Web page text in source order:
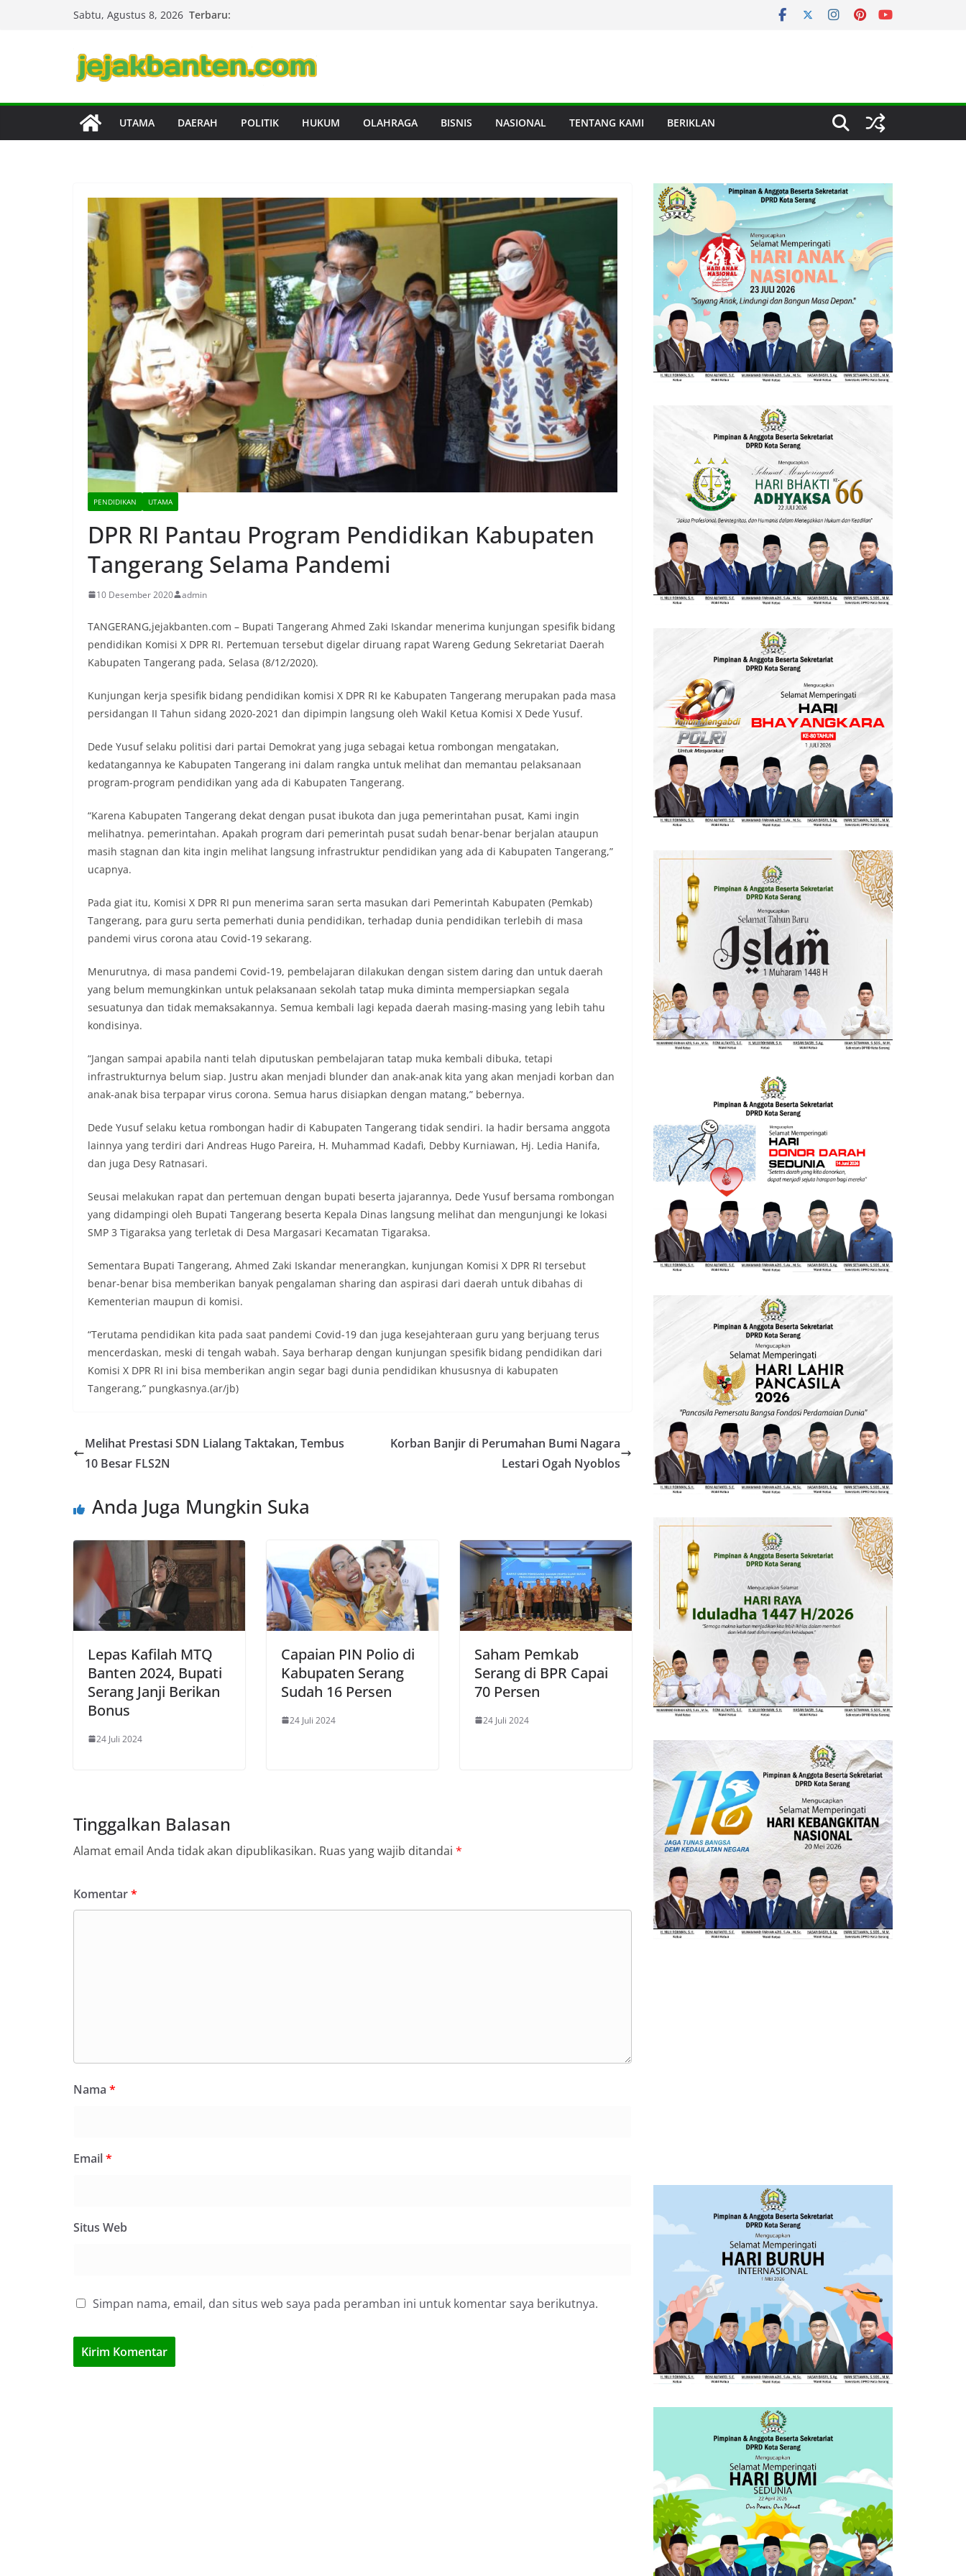
Sabtu, Agustus 8, 2026 Terbaru:
UTAMA DAERAH POLITIK HUKUM OLAHRAGA BISNIS NASIONAL TENTANG KAMI BERIKLAN
PENDIDIKAN UTAMA
DPR RI Pantau Program Pendidikan Kabupaten
Tangerang Selama Pandemi
10 Desember 2020 admin
TANGERANG,jejakbanten.com – Bupati Tangerang Ahmed Zaki Iskandar menerima kunjungan spesifik bidang
pendidikan Komisi X DPR RI. Pertemuan tersebut digelar diruang rapat Wareng Gedung Sekretariat Daerah
Kabupaten Tangerang pada, Selasa (8/12/2020).
Kunjungan kerja spesifik bidang pendidikan komisi X DPR RI ke Kabupaten Tangerang merupakan pada masa
persidangan II Tahun sidang 2020-2021 dan dipimpin langsung oleh Wakil Ketua Komisi X Dede Yusuf.
Dede Yusuf selaku politisi dari partai Demokrat yang juga sebagai ketua rombongan mengatakan,
kedatangannya ke Kabupaten Tangerang ini dalam rangka untuk melihat dan memantau pelaksanaan
program-program pendidikan yang ada di Kabupaten Tangerang.
“Karena Kabupaten Tangerang dekat dengan pusat ibukota dan juga pemerintahan pusat, Kami ingin
melihatnya. pemerintahan. Apakah program dari pemerintah pusat sudah benar-benar berjalan ataupun
masih stagnan dan kita ingin melihat langsung infrastruktur pendidikan yang ada di Kabupaten Tangerang,”
ucapnya.
Pada giat itu, Komisi X DPR RI pun menerima saran serta masukan dari Pemerintah Kabupaten (Pemkab)
Tangerang, para guru serta pemerhati dunia pendidikan, terhadap dunia pendidikan terlebih di masa
pandemi virus corona atau Covid-19 sekarang.
Menurutnya, di masa pandemi Covid-19, pembelajaran dilakukan dengan sistem daring dan untuk daerah
yang belum memungkinkan untuk pelaksanaan sekolah tatap muka diminta mempersiapkan segala
sesuatunya dan tidak memaksakannya. Semua kembali lagi kepada daerah masing-masing yang lebih tahu
kondisinya.
“Jangan sampai apabila nanti telah diputuskan pembelajaran tatap muka kembali dibuka, tetapi
infrastrukturnya belum siap. Justru akan menjadi blunder dan anak-anak kita yang akan menjadi korban dan
anak-anak bisa terpapar virus corona. Semua harus disiapkan dengan matang,” bebernya.
Dede Yusuf selaku ketua rombongan hadir di Kabupaten Tangerang tidak sendiri. Ia hadir bersama anggota
lainnya yang terdiri dari Andreas Hugo Pareira, H. Muhammad Kadafi, Debby Kurniawan, Hj. Ledia Hanifa,
dan juga Desy Ratnasari.
Seusai melakukan rapat dan pertemuan dengan bupati beserta jajarannya, Dede Yusuf bersama rombongan
yang didampingi oleh Bupati Tangerang beserta Kepala Dinas langsung melihat dan mengunjungi ke lokasi
SMP 3 Tigaraksa yang terletak di Desa Margasari Kecamatan Tigaraksa.
Sementara Bupati Tangerang, Ahmed Zaki Iskandar menerangkan, kunjungan Komisi X DPR RI tersebut
benar-benar bisa memberikan banyak pengalaman sharing dan aspirasi dari daerah untuk dibahas di
Kementerian maupun di komisi.
“Terutama pendidikan kita pada saat pandemi Covid-19 dan juga kesejahteraan guru yang berjuang terus
mencerdaskan, meski di tengah wabah. Saya berharap dengan kunjungan spesifik bidang pendidikan dari
Komisi X DPR RI ini bisa memberikan angin segar bagi dunia pendidikan khususnya di kabupaten
Tangerang,” pungkasnya.(ar/jb)
Melihat Prestasi SDN Lialang Taktakan, Tembus
10 Besar FLS2N
Korban Banjir di Perumahan Bumi Nagara
Lestari Ogah Nyoblos
Anda Juga Mungkin Suka
Lepas Kafilah MTQ
Banten 2024, Bupati
Serang Janji Berikan
Bonus
24 Juli 2024
Capaian PIN Polio di
Kabupaten Serang
Sudah 16 Persen
24 Juli 2024
Saham Pemkab
Serang di BPR Capai
70 Persen
24 Juli 2024
Tinggalkan Balasan
Alamat email Anda tidak akan dipublikasikan. Ruas yang wajib ditandai *
Komentar*
Nama *
Email*
Situs Web
Simpan nama, email, dan situs web saya pada peramban ini untuk komentar saya berikutnya.